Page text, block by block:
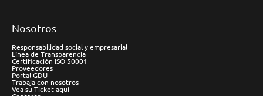
Nosotros
Responsabilidad social y empresarial
Línea de Transparencia
Certificación ISO 50001
Proveedores
Portal GDU
Trabaja con nosotros
Vea su Ticket aquí